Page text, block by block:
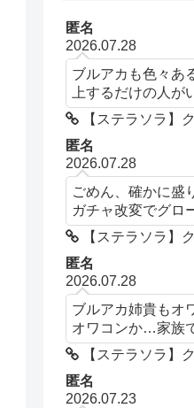
匿名
2026.07.28
ブルアカも色々あ
上するだけの人が
【ステラソラ】
匿名
2026.07.28
ごめん、確かに盛
ガチャ改変でグロ
【ステラソラ】
匿名
2026.07.28
ブルアカ姉貴もオ
オワコンか…家族
【ステラソラ】
匿名
2026.07.23